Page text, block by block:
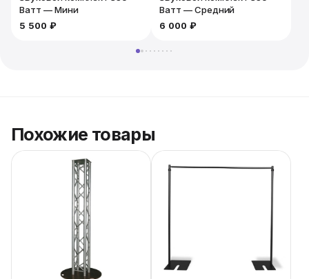
Ватт — Мини
5 500 ₽
Ватт — Средний
6 000 ₽
Похожие товары